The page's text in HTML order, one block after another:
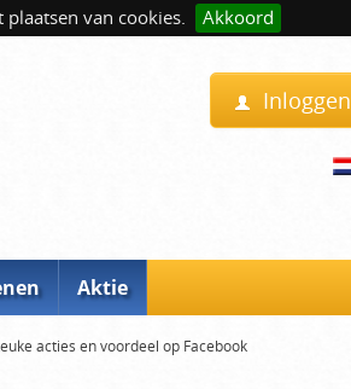
van cookies. Akkoord
Inloggen
Aktie
acties en voordeel op Facebook